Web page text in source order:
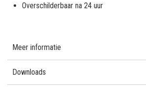
Overschilderbaar na 24 uur
Meer informatie
Downloads